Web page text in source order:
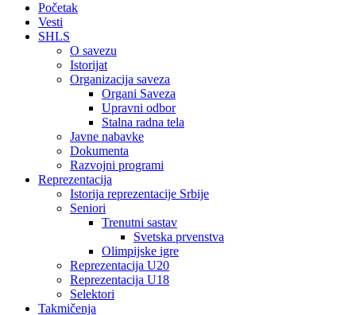
Početak
Vesti
SHLS
O savezu
Istorijat
Organizacija saveza
Organi Saveza
Upravni odbor
Stalna radna tela
Javne nabavke
Dokumenta
Razvojni programi
Reprezentacija
Istorija reprezentacije Srbije
Seniori
Trenutni sastav
Svetska prvenstva
Olimpijske igre
Reprezentacija U20
Reprezentacija U18
Selektori
Takmičenja